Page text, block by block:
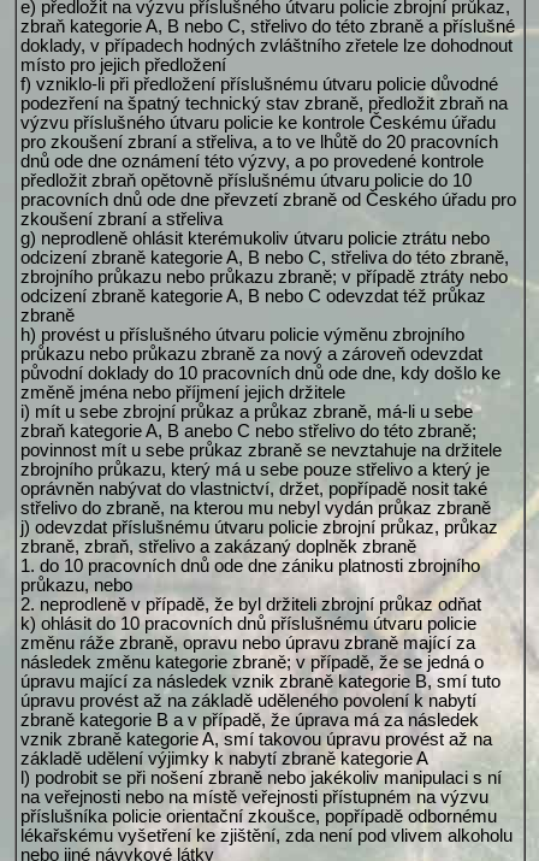
e) předložit na výzvu příslušného útvaru policie zbrojní průkaz,
zbraň kategorie A, B nebo C, střelivo do této zbraně a příslušné
doklady, v případech hodných zvláštního zřetele lze dohodnout
místo pro jejich předložení
f) vzniklo-li při předložení příslušnému útvaru policie důvodné
podezření na špatný technický stav zbraně, předložit zbraň na
výzvu příslušného útvaru policie ke kontrole Českému úřadu
pro zkoušení zbraní a střeliva, a to ve lhůtě do 20 pracovních
dnů ode dne oznámení této výzvy, a po provedené kontrole
předložit zbraň opětovně příslušnému útvaru policie do 10
pracovních dnů ode dne převzetí zbraně od Českého úřadu pro
zkoušení zbraní a střeliva
g) neprodleně ohlásit kterémukoliv útvaru policie ztrátu nebo
odcizení zbraně kategorie A, B nebo C, střeliva do této zbraně,
zbrojního průkazu nebo průkazu zbraně; v případě ztráty nebo
odcizení zbraně kategorie A, B nebo C odevzdat též průkaz
zbraně
h) provést u příslušného útvaru policie výměnu zbrojního
průkazu nebo průkazu zbraně za nový a zároveň odevzdat
původní doklady do 10 pracovních dnů ode dne, kdy došlo ke
změně jména nebo příjmení jejich držitele
i) mít u sebe zbrojní průkaz a průkaz zbraně, má-li u sebe
zbraň kategorie A, B anebo C nebo střelivo do této zbraně;
povinnost mít u sebe průkaz zbraně se nevztahuje na držitele
zbrojního průkazu, který má u sebe pouze střelivo a který je
oprávněn nabývat do vlastnictví, držet, popřípadě nosit také
střelivo do zbraně, na kterou mu nebyl vydán průkaz zbraně
j) odevzdat příslušnému útvaru policie zbrojní průkaz, průkaz
zbraně, zbraň, střelivo a zakázaný doplněk zbraně
1. do 10 pracovních dnů ode dne zániku platnosti zbrojního
průkazu, nebo
2. neprodleně v případě, že byl držiteli zbrojní průkaz odňat
k) ohlásit do 10 pracovních dnů příslušnému útvaru policie
změnu ráže zbraně, opravu nebo úpravu zbraně mající za
následek změnu kategorie zbraně; v případě, že se jedná o
úpravu mající za následek vznik zbraně kategorie B, smí tuto
úpravu provést až na základě uděleného povolení k nabytí
zbraně kategorie B a v případě, že úprava má za následek
vznik zbraně kategorie A, smí takovou úpravu provést až na
základě udělení výjimky k nabytí zbraně kategorie A
l) podrobit se při nošení zbraně nebo jakékoliv manipulaci s ní
na veřejnosti nebo na místě veřejnosti přístupném na výzvu
příslušníka policie orientační zkoušce, popřípadě odbornému
lékařskému vyšetření ke zjištění, zda není pod vlivem alkoholu
nebo jiné návykové látky